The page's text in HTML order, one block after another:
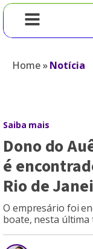
Home»Notícia
Saiba mais
Dono do
é
Rio de
O empresário foi
boate, nesta última